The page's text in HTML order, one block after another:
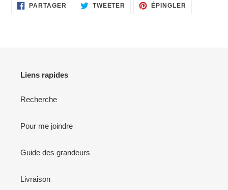
PARTAGER PARTAGER
SUR
TWEETER TWEETER
SUR
ÉPINGLER
Liens rapides
Recherche
Pour me joindre
Guide des grandeurs
Livraison